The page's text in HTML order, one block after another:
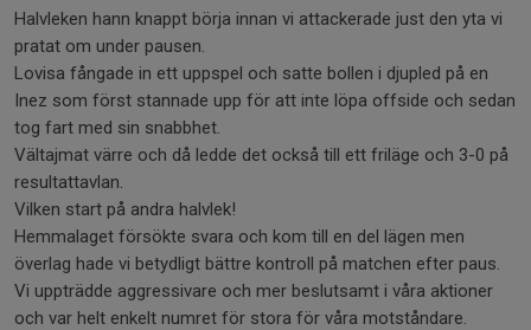
Halvleken hann knappt börja innan vi attackerade just den yta vi
pratat om under pausen.
Lovisa fångade in ett uppspel och satte bollen i djupled på en
Inez som först stannade upp för att inte löpa offside och sedan
tog fart med sin snabbhet.
Vältajmat värre och då ledde det också till ett friläge och 3-0 på
resultattavlan.
Vilken start på andra halvlek!
Hemmalaget försökte svara och kom till en del lägen men
överlag hade vi betydligt bättre kontroll på matchen efter paus.
Vi uppträdde aggressivare och mer beslutsamt i våra aktioner
och var helt enkelt numret för stora för våra motståndare.